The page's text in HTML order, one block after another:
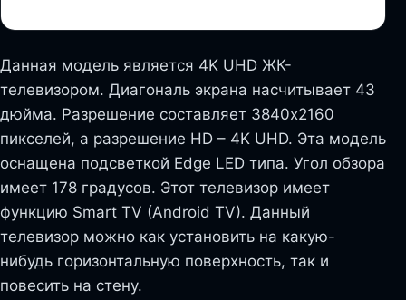
Данная модель является 4K UHD ЖК-
телевизором. Диагональ экрана насчитывает 43
дюйма. Разрешение составляет 3840х2160
пикселей, а разрешение HD – 4K UHD. Эта модель
оснащена подсветкой Edge LED типа. Угол обзора
имеет 178 градусов. Этот телевизор имеет
функцию Smart TV (Android TV). Данный
телевизор можно как установить на какую-
нибудь горизонтальную поверхность, так и
повесить на стену.